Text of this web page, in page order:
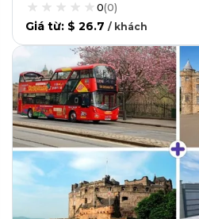
0(0)
Giá từ: $ 26.7 / khách